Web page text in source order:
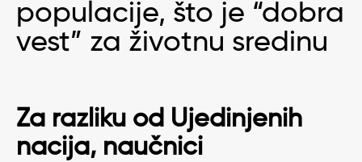
populacije, što je “dobra
vest” za životnu sredinu
Za razliku od Ujedinjenih
nacija, naučnici